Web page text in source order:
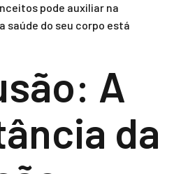
pode auxiliar na
saúde do seu corpo está
A
da